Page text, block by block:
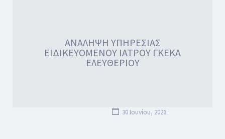
ΑΝΑΛΗΨΗ ΥΠΗΡΕΣΙΑΣ
ΕΙΔΙΚΕΥΟΜΕΝΟΥ ΙΑΤΡΟΥ ΓΚΕΚΑ
ΕΛΕΥΘΕΡΙΟΥ
30 Ιουνίου, 2026